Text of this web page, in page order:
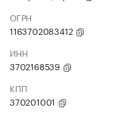
ОГРН
1163702083412
ИНН
3702168539
КПП
370201001